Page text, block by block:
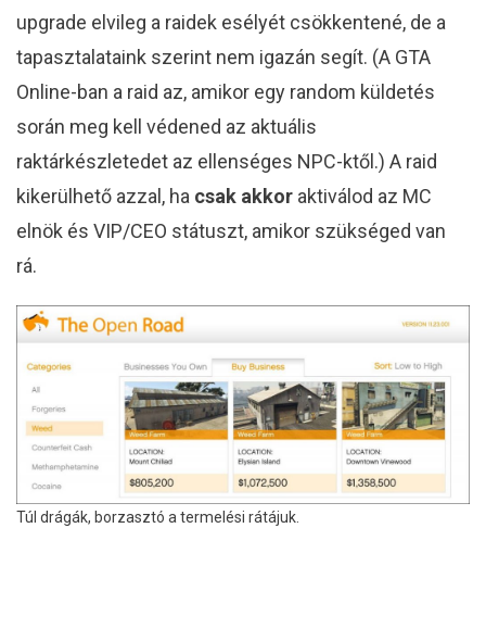
upgrade elvileg a raidek esélyét csökkentené, de a
tapasztalataink szerint nem igazán segít. (A GTA
Online-ban a raid az, amikor egy random küldetés
során meg kell védened az aktuális
raktárkészletedet az ellenséges NPC-ktől.) A raid
kikerülhető azzal, ha csak akkor aktiválod az MC
elnök és VIP/CEO státuszt, amikor szükséged van
rá.
Túl drágák, borzasztó a termelési rátájuk.